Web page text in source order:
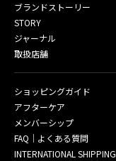
ブランドストーリー
STORY
ジャーナル
取扱店舗
ショッピングガイド
アフターケア
メンバーシップ
FAQ｜よくある質問
INTERNATIONAL SHIPPING